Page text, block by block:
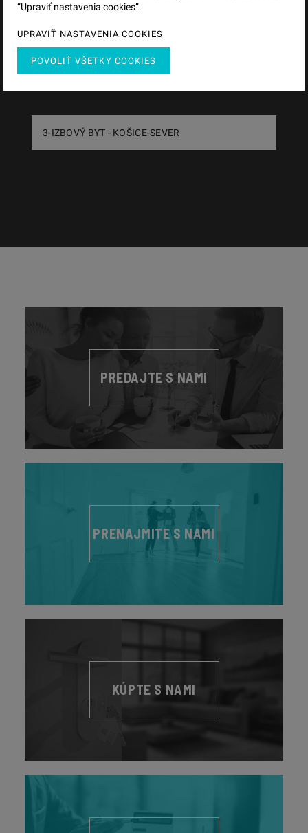
3-IZBOVÝ BYT - KOŠICE-SEVER
PREDAJTE S NAMI
PRENAJMITE S NAMI
KÚPTE S NAMI
“Upraviť nastavenia cookies”.
UPRAVIŤ NASTAVENIA COOKIES
POVOLIŤ VŠETKY COOKIES